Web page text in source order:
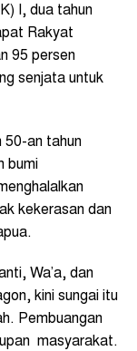
I, dua tahun
Rakyat
95 persen
senjata untuk
50-an tahun
bumi
kekerasan dan
Wa’a, dan
kini sungai itu
Pembuangan
masyarakat.